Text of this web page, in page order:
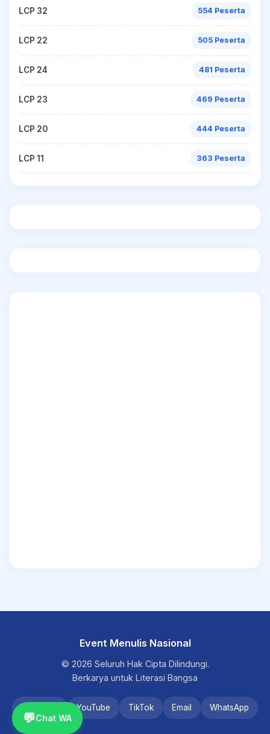
LCP 32 554 Peserta
LCP 22 505 Peserta
LCP 24 481 Peserta
LCP 23 469 Peserta
LCP 20 444 Peserta
LCP 11 363 Peserta
Event Menulis Nasional
© 2026 Seluruh Hak Cipta Dilindungi.
Berkarya untuk Literasi Bangsa
YouTube TikTok Email WhatsApp
💬Chat WA